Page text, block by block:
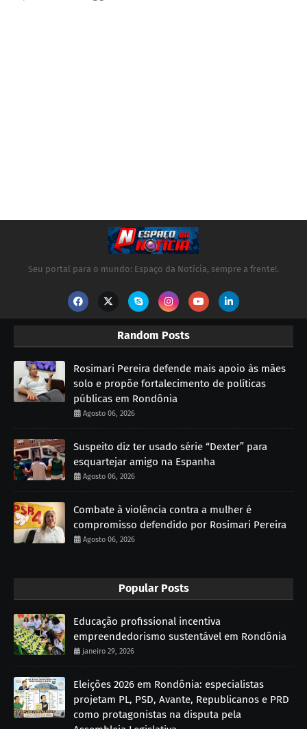
Seu portal para o mundo: Espaço da Notícia, sempre a frente!.
Random Posts
Rosimari Pereira defende mais apoio às mães
solo e propõe fortalecimento de políticas
públicas em Rondônia
Agosto 06, 2026
Suspeito diz ter usado série “Dexter” para
esquartejar amigo na Espanha
Agosto 06, 2026
Combate à violência contra a mulher é
compromisso defendido por Rosimari Pereira
Agosto 06, 2026
Popular Posts
Educação profissional incentiva
empreendedorismo sustentável em Rondônia
janeiro 29, 2026
Eleições 2026 em Rondônia: especialistas
projetam PL, PSD, Avante, Republicanos e PRD
como protagonistas na disputa pela